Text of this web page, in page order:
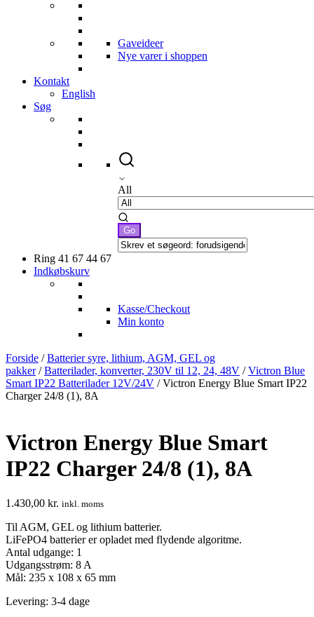
Gaveideer
Nye varer i shoppen
Kontakt
English
Søg
All
Ring 41 67 44 67
Indkøbskurv
Kasse/Checkout
Min konto
Forside /Batterier syre, lithium, AGM, GEL og
pakker/Batterilader, konverter, 230V til 12, 24, 48V /Victron Blue
Smart IP22 Batterilader 12V/24V / Victron Energy Blue Smart IP22
Charger 24/8 (1), 8A
Victron Energy Blue Smart
IP22 Charger 24/8 (1), 8A
1.430,00 kr. inkl. moms
Til AGM, GEL og lithium batterier.
LiFePO4 batterier er opladet med flydende algoritme.
Antal udgange: 1
Udgangsstrøm: 8 A
Mål: 235 x 108 x 65 mm
Levering: 3-4 dage